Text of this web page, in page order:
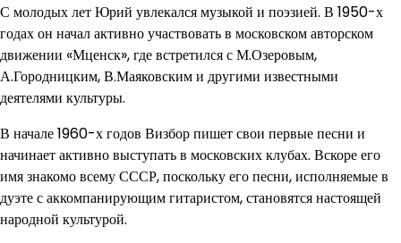
С молодых лет Юрий увлекался музыкой и поэзией. В 1950-х
годах он начал активно участвовать в московском авторском
движении «Мценск», где встретился с М.Озеровым,
А.Городницким, В.Маяковским и другими известными
деятелями культуры.
В начале 1960-х годов Визбор пишет свои первые песни и
начинает активно выступать в московских клубах. Вскоре его
имя знакомо всему СССР, поскольку его песни, исполняемые в
дуэте с аккомпанирующим гитаристом, становятся настоящей
народной культурой.